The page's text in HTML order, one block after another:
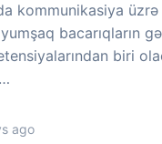
kommunikasiya
bacarıqların
biri
ago